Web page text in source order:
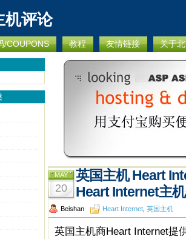
机评论
/COUPONS 教程 友情链接 关于
MAY
20
英国主机 Heart
Heart Internet主
Beishan Heart Internet 英国主机
英国主机商Heart Internet提